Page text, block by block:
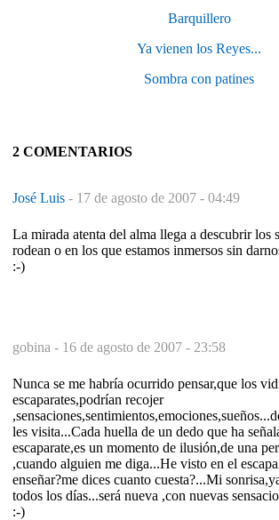
Barquillero
Ya vienen los Reyes...
Sombra con patines
2 COMENTARIOS
José Luis - 17 de agosto de 2007 - 04:49
La mirada atenta del alma llega a descubrir los
rodean o en los que estamos inmersos sin
:-)
gobina - 16 de agosto de 2007 - 23:58
Nunca se me habría ocurrido pensar,que los
escaparates,podrían recojer
les visita...Cada huella de un dedo que ha
escaparate,es un momento de ilusión,de una
,cuando alguien me diga...He visto en el
enseñar?me dices cuanto cuesta?...Mi
todos los días...será nueva ,con nuevas
:-)